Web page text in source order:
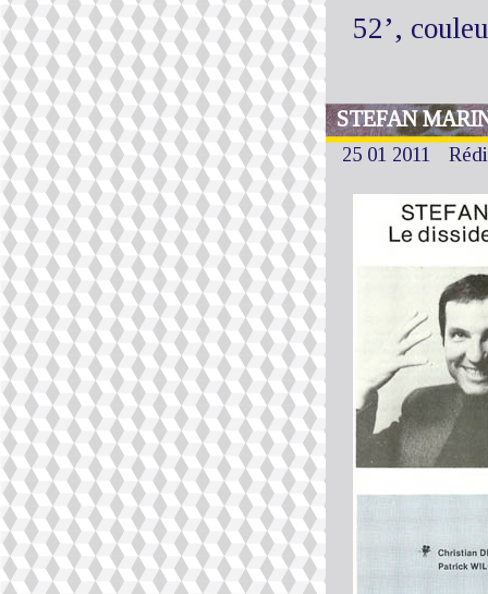
52’,
STEFAN
25 01 2011